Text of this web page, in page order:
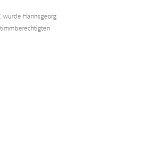
wurde Hannsgeorg